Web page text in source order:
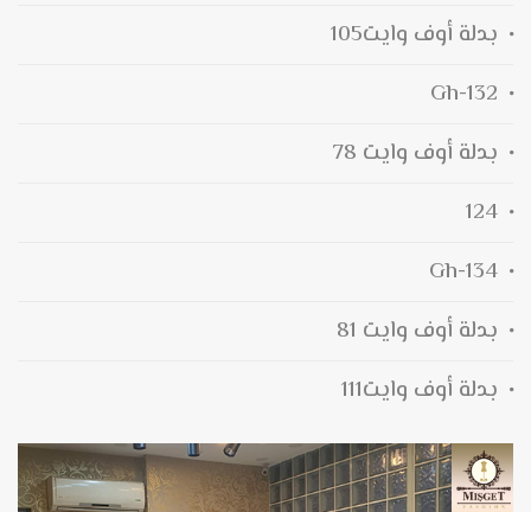
بدلة أوف وايت105
132-Gh
بدلة أوف وايت 78
124
134-Gh
بدلة أوف وايت 81
بدلة أوف وايت111